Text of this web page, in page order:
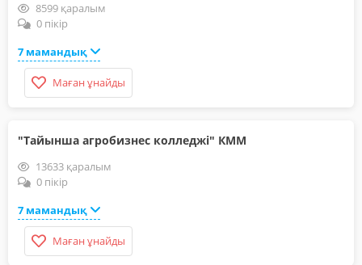
8599 қаралым
0 пікір
7 мамандық
Маған ұнайды
"Тайынша агробизнес колледжі" КММ
13633 қаралым
0 пікір
7 мамандық
Маған ұнайды